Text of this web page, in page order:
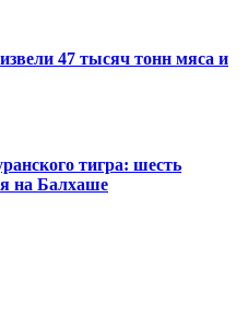
47 тысяч тонн мяса и
тигра: шесть
на Балхаше